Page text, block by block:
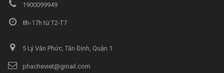
1900099949
8h-17h từ T2-T7
5 Lý Văn Phức, Tân Định, Quận 1
phacheviet@gmail.com